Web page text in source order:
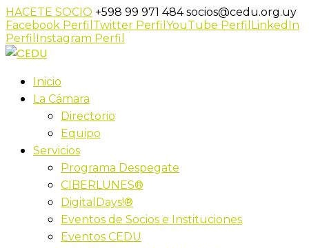
HACETE SOCIO +598 99 971 484socios@cedu.org.uy
Facebook Perfil Twitter Perfil YouTube Perfil LinkedIn
Perfil Instagram Perfil
Inicio
La Cámara
Directorio
Equipo
Servicios
Programa Despegate
CIBERLUNES®
DigitalDays!®
Eventos de Socios e Instituciones
Eventos CEDU